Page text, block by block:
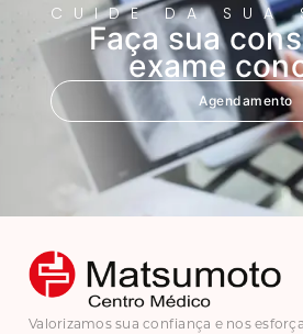
CUIDE DA SUA
Faça sua
exame
Agendamento
Valorizamos sua confiança e nos